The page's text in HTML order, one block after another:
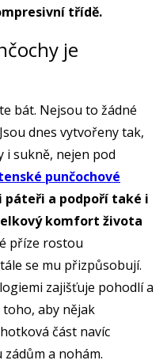
třídě.
je
bát. Nejsou to žádné
dnes vytvořeny tak,
i sukně, nejen pod
punčochové
a podpoří také i
komfort života
příze rostou
se mu přizpůsobují.
zajišťuje pohodlí a
aby nějak
část navíc
a nohám.